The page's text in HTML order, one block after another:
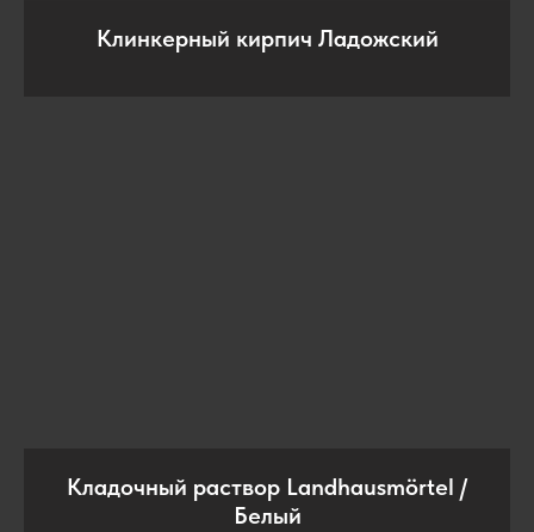
Клинкерный кирпич Ладожский
Кладочный раствор Landhausmörtel /
Белый